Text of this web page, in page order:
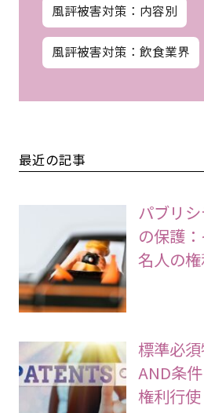
風評被害対策：内容別
風評被害対策：飲食業界
最近の記事
パブリシ
の保護
名人の
標準必
AND条
権利行使